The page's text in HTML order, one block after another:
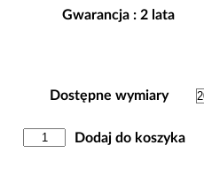
Gwarancja : 2 lata
Dostępne wymiary
ilość
Dodaj do koszyka